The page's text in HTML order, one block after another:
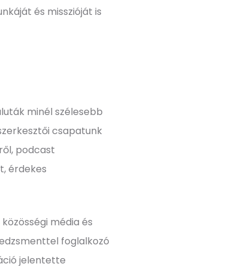
és misszióját is
minél szélesebb
csapatunk
podcast
érdekes
média és
foglalkozó
jelentette